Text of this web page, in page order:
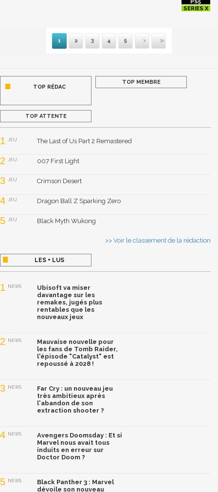
1 2 3 4 5
Suivante
Dernière
TOP RÉDAC
TOP MEMBRE
TOP ATTENTE
1 JEU The Last of Us Part 2 Remastered
2 JEU 007 First Light
3 JEU Crimson Desert
4 JEU Dragon Ball Z Sparking Zero
5 JEU Black Myth Wukong
>> Voir le classement de la rédaction
LES + LUS
1 NEWS
Ubisoft va miser
davantage sur les
remakes, jugés plus
rentables que les
nouveaux jeux
2 NEWS
Mauvaise nouvelle pour
les fans de Tomb Raider,
l'épisode "Catalyst" est
repoussé à 2028 !
3 NEWS
Far Cry : un nouveau jeu
très ambitieux après
l'abandon de son
extraction shooter ?
4 NEWS
Avengers Doomsday : Et si
Marvel nous avait tous
induits en erreur sur
Doctor Doom ?
5 NEWS
Black Panther 3 : Marvel
dévoile son nouveau